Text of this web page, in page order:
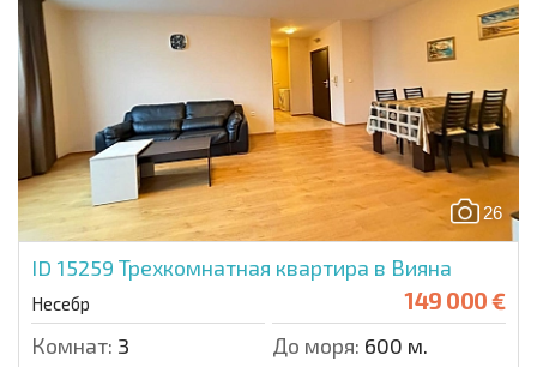
26
ID 15259 Трехкомнатная квартира в Вияна
Несебр 149 000 €
Комнат: 3 До моря: 600 м.